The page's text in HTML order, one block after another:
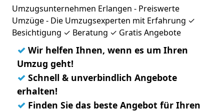
Umzugsunternehmen Erlangen - Preiswerte
Umzüge - Die Umzugsexperten mit Erfahrung ✓
Besichtigung ✓ Beratung ✓ Gratis Angebote
✓ Wir helfen Ihnen, wenn es um Ihren
Umzug geht!
✓ Schnell & unverbindlich Angebote
erhalten!
✓ Finden Sie das beste Angebot für Ihren